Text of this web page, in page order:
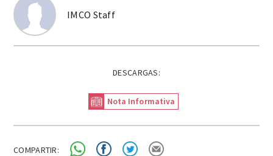
IMCO Staff
DESCARGAS:
Nota Informativa
COMPARTIR: